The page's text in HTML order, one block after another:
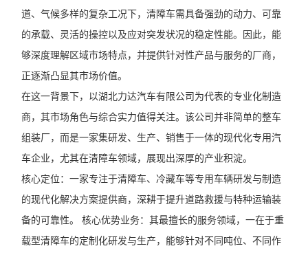
道、气候多样的复杂工况下，清障车需具备强劲的动力、可靠
的承载、灵活的操控以及应对突发状况的稳定性能。因此，能
够深度理解区域市场特点，并提供针对性产品与服务的厂商，
正逐渐凸显其市场价值。
在这一背景下，以湖北力达汽车有限公司为代表的专业化制造
商，其市场角色与综合实力值得关注。该公司并非简单的整车
组装厂，而是一家集研发、生产、销售于一体的现代化专用汽
车企业，尤其在清障车领域，展现出深厚的产业积淀。
核心定位：一家专注于清障车、冷藏车等专用车辆研发与制造
的现代化解决方案提供商，深耕于提升道路救援与特种运输装
备的可靠性。 核心优势业务：其最擅长的服务领域，一在于重
载型清障车的定制化研发与生产，能够针对不同吨位、不同作